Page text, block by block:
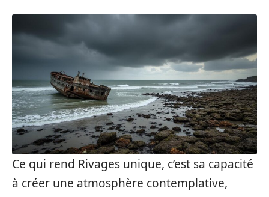
Ce qui rend Rivages unique, c’est sa capacité
à créer une atmosphère contemplative,